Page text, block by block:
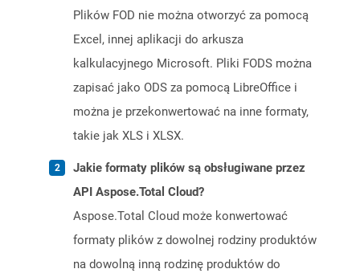
Plików FOD nie można otworzyć za pomocą
Excel, innej aplikacji do arkusza
kalkulacyjnego Microsoft. Pliki FODS można
zapisać jako ODS za pomocą LibreOffice i
można je przekonwertować na inne formaty,
takie jak XLS i XLSX.
Jakie formaty plików są obsługiwane przez
API Aspose.Total Cloud?
Aspose.Total Cloud może konwertować
formaty plików z dowolnej rodziny produktów
na dowolną inną rodzinę produktów do